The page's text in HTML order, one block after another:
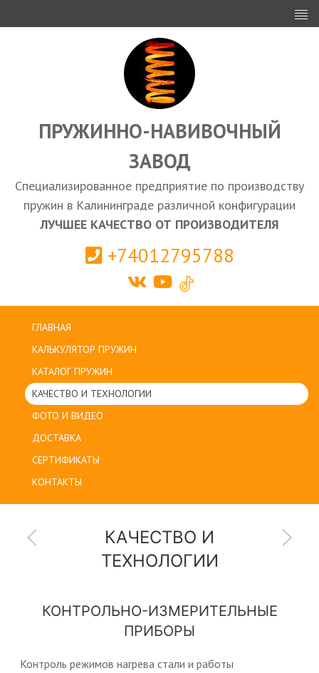
ИНВЕСТОРАМ
ПРОЕКТИРОВАНИЕ
ЭКСПОРТ
ЗАКУПКИ
КАЛЬКУЛЯТОР ПРУЖИН
Калининград
ПРУЖИННО-НАВИВОЧНЫЙ
ЗАВОД
Специализированное предприятие по производству
пружин в Калининграде различной конфигурации
ЛУЧШЕЕ КАЧЕСТВО ОТ ПРОИЗВОДИТЕЛЯ
+74012795788
ГЛАВНАЯ
КАЛЬКУЛЯТОР ПРУЖИН
КАТАЛОГ ПРУЖИН
КАЧЕСТВО И ТЕХНОЛОГИИ
ФОТО И ВИДЕО
ДОСТАВКА
СЕРТИФИКАТЫ
КОНТАКТЫ
КАЧЕСТВО И
ТЕХНОЛОГИИ
КОНТРОЛЬНО-ИЗМЕРИТЕЛЬНЫЕ
ПРИБОРЫ
Контроль режимов нагрева стали и работы